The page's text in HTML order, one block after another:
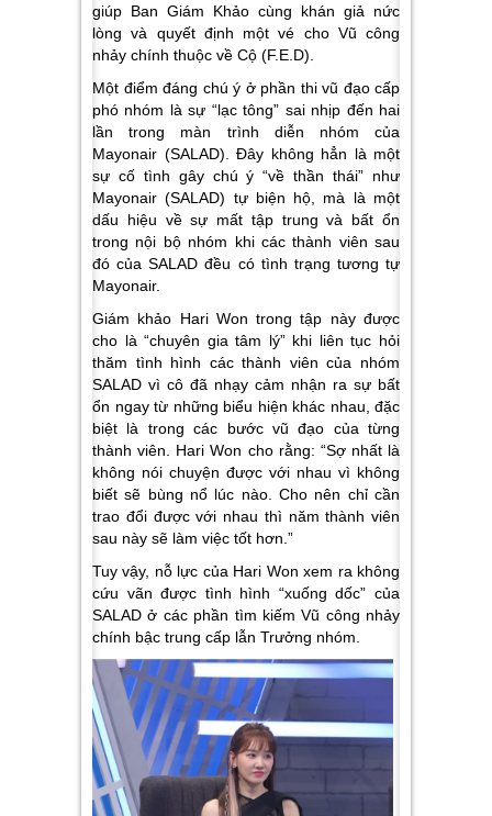
giúp Ban Giám Khảo cùng khán giả nức
lòng và quyết định một vé cho Vũ công
nhảy chính thuộc về Cộ (F.E.D).
Một điểm đáng chú ý ở phần thi vũ đạo cấp
phó nhóm là sự “lạc tông” sai nhịp đến hai
lần trong màn trình diễn nhóm của
Mayonair (SALAD). Đây không hẳn là một
sự cố tình gây chú ý “về thần thái” như
Mayonair (SALAD) tự biện hộ, mà là một
dấu hiệu về sự mất tập trung và bất ổn
trong nội bộ nhóm khi các thành viên sau
đó của SALAD đều có tình trạng tương tự
Mayonair.
Giám khảo Hari Won trong tập này được
cho là “chuyên gia tâm lý” khi liên tục hỏi
thăm tình hình các thành viên của nhóm
SALAD vì cô đã nhạy cảm nhận ra sự bất
ổn ngay từ những biểu hiện khác nhau, đặc
biệt là trong các bước vũ đạo của từng
thành viên. Hari Won cho rằng: “Sợ nhất là
không nói chuyện được với nhau vì không
biết sẽ bùng nổ lúc nào. Cho nên chỉ cần
trao đổi được với nhau thì năm thành viên
sau này sẽ làm việc tốt hơn.”
Tuy vậy, nỗ lực của Hari Won xem ra không
cứu vãn được tình hình “xuống dốc” của
SALAD ở các phần tìm kiếm Vũ công nhảy
chính bậc trung cấp lẫn Trưởng nhóm.